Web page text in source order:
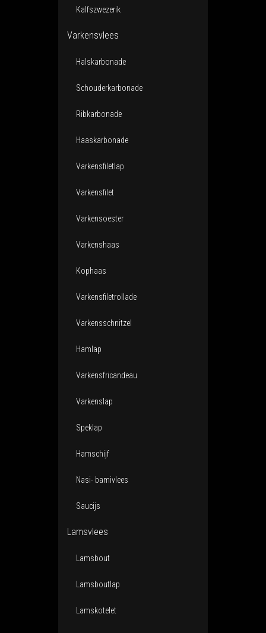
Kalfszwezerik
Varkensvlees
Halskarbonade
Schouderkarbonade
Ribkarbonade
Haaskarbonade
Varkensfiletlap
Varkensfilet
Varkensoester
Varkenshaas
Kophaas
Varkensfiletrollade
Varkensschnitzel
Hamlap
Varkensfricandeau
Varkenslap
Speklap
Hamschijf
Nasi- bamivlees
Saucijs
Lamsvlees
Lamsbout
Lamsboutlap
Lamskotelet